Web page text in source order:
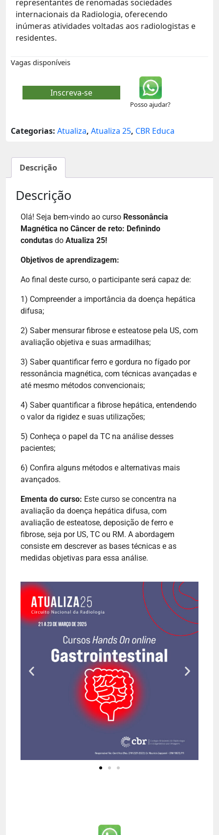
representantes de renomadas sociedades
internacionais da Radiologia, oferecendo
inúmeras atividades voltadas aos radiologistas e
residentes.
Vagas disponíveis
Inscreva-se
Posso ajudar?
Categorias: Atualiza, Atualiza 25, CBR Educa
Descrição
Descrição
Olá! Seja bem-vindo ao curso Ressonância
Magnética no Câncer de reto: Definindo
condutas do Atualiza 25!
Objetivos de aprendizagem:
Ao final deste curso, o participante será capaz de:
1) Compreender a importância da doença hepática
difusa;
2) Saber mensurar fibrose e esteatose pela US, com
avaliação objetiva e suas armadilhas;
3) Saber quantificar ferro e gordura no fígado por
ressonância magnética, com técnicas avançadas e
até mesmo métodos convencionais;
4) Saber quantificar a fibrose hepática, entendendo
o valor da rigidez e suas utilizações;
5) Conheça o papel da TC na análise desses
pacientes;
6) Confira alguns métodos e alternativas mais
avançados.
Ementa do curso: Este curso se concentra na
avaliação da doença hepática difusa, com
avaliação de esteatose, deposição de ferro e
fibrose, seja por US, TC ou RM. A abordagem
consiste em descrever as bases técnicas e as
medidas objetivas para essa análise.